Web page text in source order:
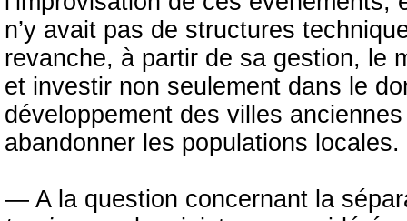
n’y avait pas de structures
revanche, à partir de sa gestion, le
et investir non seulement dans le
développement des villes
abandonner les populations locales.
— A la question concernant la